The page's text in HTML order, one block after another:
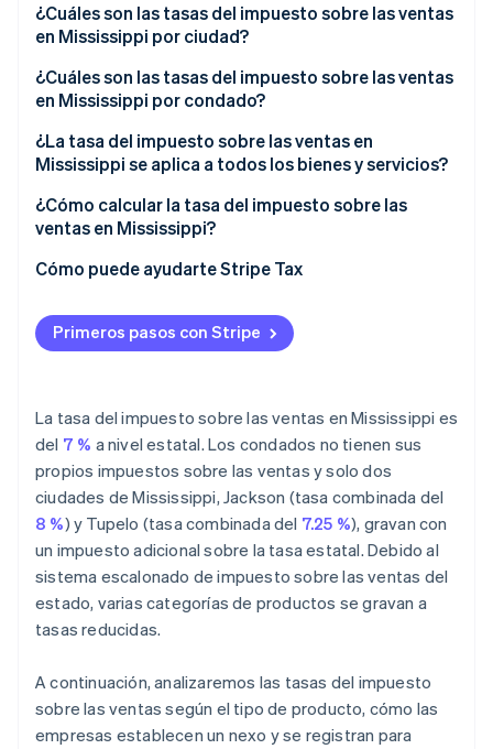
Impuestos sobre las ventas en Mississippi en 2026
¿Cuáles son las tasas del impuesto sobre las ventas
en Mississippi por ciudad?
¿Cuáles son las tasas del impuesto sobre las ventas
en Mississippi por condado?
¿La tasa del impuesto sobre las ventas en
Mississippi se aplica a todos los bienes y servicios?
Tasas reducidas
¿Cómo calcular la tasa del impuesto sobre las
ventas en Mississippi?
Cómo puede ayudarte Stripe Tax
Primeros pasos con Stripe
La tasa del impuesto sobre las ventas en Mississippi es
del 7 % a nivel estatal. Los condados no tienen sus
propios impuestos sobre las ventas y solo dos
ciudades de Mississippi, Jackson (tasa combinada del
8 %) y Tupelo (tasa combinada del 7.25 %), gravan con
un impuesto adicional sobre la tasa estatal. Debido al
sistema escalonado de impuesto sobre las ventas del
estado, varias categorías de productos se gravan a
tasas reducidas.
A continuación, analizaremos las tasas del impuesto
sobre las ventas según el tipo de producto, cómo las
empresas establecen un nexo y se registran para